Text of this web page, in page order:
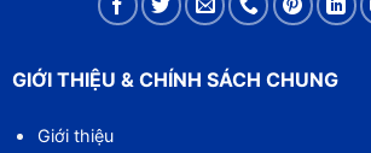
GIỚI THIỆU & CHÍNH SÁCH CHUNG
Giới thiệu